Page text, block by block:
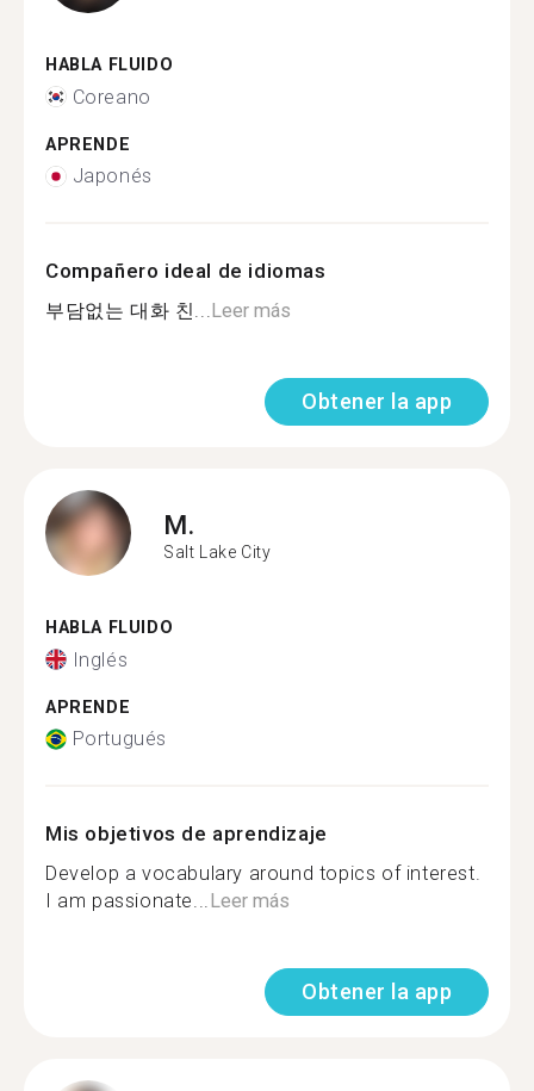
HABLA FLUIDO
Coreano
APRENDE
Japonés
Compañero ideal de idiomas
부담없는 대화 친...Leer más
Obtener la app
M.
Salt Lake City
HABLA FLUIDO
Inglés
APRENDE
Portugués
Mis objetivos de aprendizaje
Develop a vocabulary around topics of interest.
I am passionate...Leer más
Obtener la app